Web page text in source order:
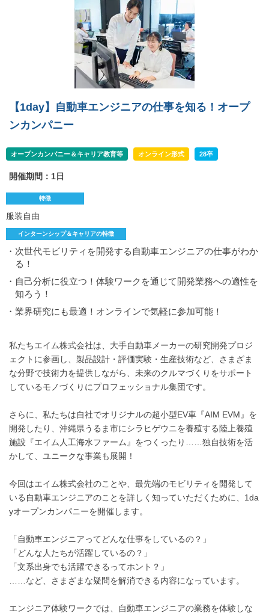
【1day】自動車エンジニアの仕事を知る！オープ
ンカンパニー
オープンカンパニー＆キャリア教育等 オンライン形式 28卒
開催期間：1日
特徴
服装自由
インターンシップ＆キャリアの特徴
・次世代モビリティを開発する自動車エンジニアの仕事がわか
る！
・自己分析に役立つ！体験ワークを通じて開発業務への適性を
知ろう！
・業界研究にも最適！オンラインで気軽に参加可能！
私たちエイム株式会社は、大手自動車メーカーの研究開発プロジ
ェクトに参画し、製品設計・評価実験・生産技術など、さまざま
な分野で技術力を提供しながら、未来のクルマづくりをサポート
しているモノづくりにプロフェッショナル集団です。
さらに、私たちは自社でオリジナルの超小型EV車『AIM EVM』を
開発したり、沖縄県うるま市にシラヒゲウニを養殖する陸上養殖
施設『エイム人工海水ファーム』をつくったり……独自技術を活
かして、ユニークな事業も展開！
今回はエイム株式会社のことや、最先端のモビリティを開発して
いる自動車エンジニアのことを詳しく知っていただくために、1da
yオープンカンパニーを開催します。
「自動車エンジニアってどんな仕事をしているの？」
「どんな人たちが活躍しているの？」
「文系出身でも活躍できるってホント？」
……など、さまざまな疑問を解消できる内容になっています。
エンジニア体験ワークでは、自動車エンジニアの業務を体験しな